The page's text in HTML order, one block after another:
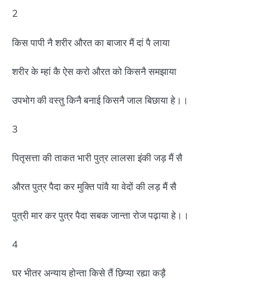
2
किस पापी नै शरीर औरत का बाजार मैं दां पै लाया
शरीर के म्हां कै ऐस करो औरत को किसनै समझाया
उपभोग की वस्तु किनै बनाई किसनै जाल बिछाया हे।।
3
पितृसत्ता की ताकत भारी पुत्र लालसा इंकी जड़ मैं सै
औरत पुत्र पैदा कर मुक्ति पांवै या वेदों की लड़ मैं सै
पुत्री मार कर पुत्र पैदा सबक जान्ता रोज पढ़ाया हे।।
4
घर भीतर अन्याय होन्ता किसे तैं छिप्या रह्या कड़ै